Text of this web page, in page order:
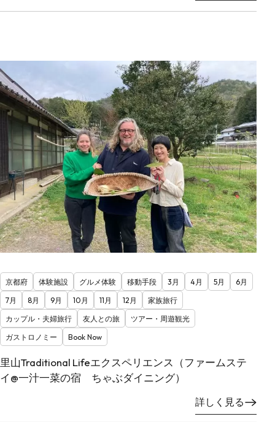
京都府 体験施設 グルメ体験 移動手段 3月 4月 5月
6月
7月
8月 9月 10月 11月 12月
家族旅行
カップル・夫婦旅行
友人との旅
ツアー・周遊観光
ガストロノミー
Book Now
里山Traditional Lifeエクスペリエンス（ファームステ
イ@一汁一菜の宿 ちゃぶダイニング）
詳しく見る